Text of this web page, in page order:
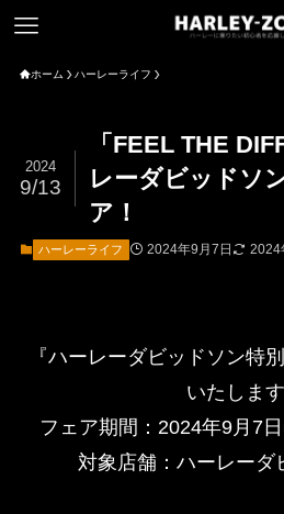
ホーム ハーレーライフ
「FEEL THE
レーダビッドソ
ア！
2024
9/13
ハーレーライフ 2024年9月7日 2024
『ハーレーダビッドソン特
いたします
フェア期間：2024年9月7
対象店舗：ハーレーダ